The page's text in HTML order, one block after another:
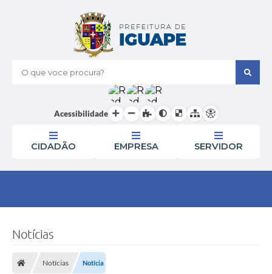
O que voce procura?
Acessibilidade
CIDADÃO EMPRESA SERVIDOR
Notícias
Notícias Notícia